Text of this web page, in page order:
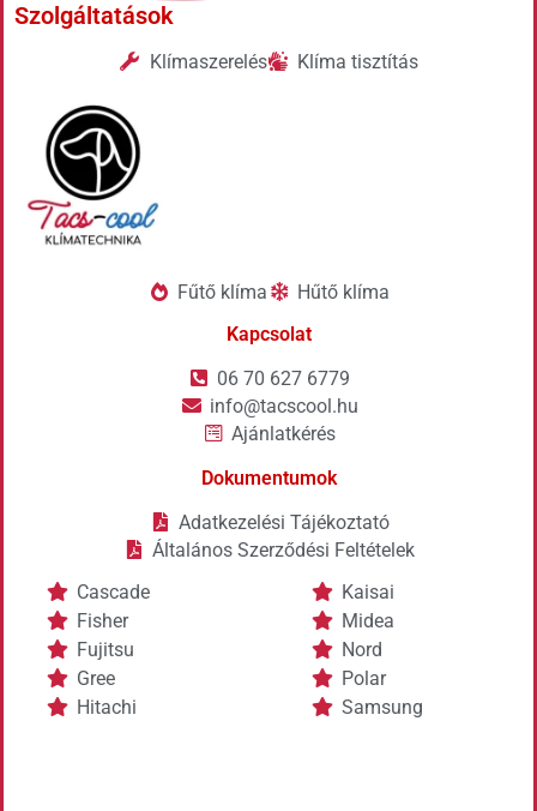
Szolgáltatások
Klímaszerelés Klíma tisztítás
Fűtő klíma
Hűtő klíma
Kapcsolat
06 70 627 6779
info@tacscool.hu
Ajánlatkérés
Dokumentumok
Adatkezelési Tájékoztató
Általános Szerződési Feltételek
Cascade
Fisher
Fujitsu
Gree
Hitachi
Kaisai
Midea
Nord
Polar
Samsung